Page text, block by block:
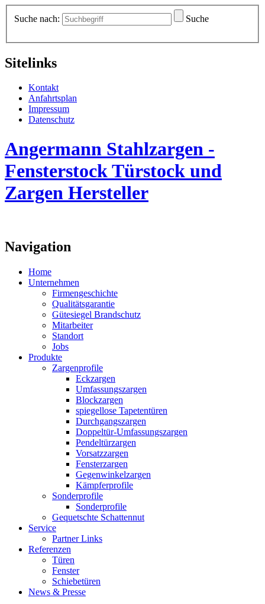
Suche nach: Suche
Sitelinks
Kontakt
Anfahrtsplan
Impressum
Datenschutz
Angermann Stahlzargen -
Fensterstock Türstock und
Zargen Hersteller
Navigation
Home
Unternehmen
Firmengeschichte
Qualitätsgarantie
Gütesiegel Brandschutz
Mitarbeiter
Standort
Jobs
Produkte
Zargenprofile
Eckzargen
Umfassungszargen
Blockzargen
spiegellose Tapetentüren
Durchgangszargen
Doppeltür-Umfassungszargen
Pendeltürzargen
Vorsatzzargen
Fensterzargen
Gegenwinkelzargen
Kämpferprofile
Sonderprofile
Sonderprofile
Gequetschte Schattennut
Service
Partner Links
Referenzen
Türen
Fenster
Schiebetüren
News & Presse